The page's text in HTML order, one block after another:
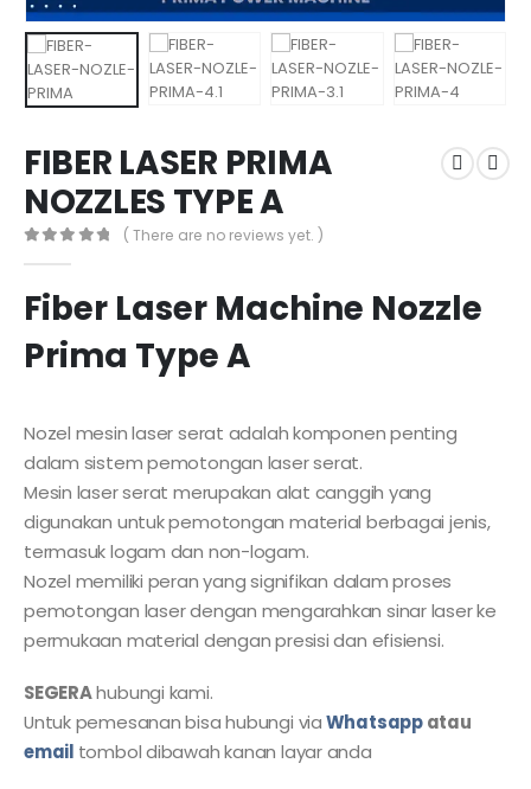
FIBER LASER PRIMA
NOZZLES TYPE A
( There are no reviews yet. )
Fiber Laser Machine Nozzle
Prima Type A
Nozel mesin laser serat adalah komponen penting
dalam sistem pemotongan laser serat.
Mesin laser serat merupakan alat canggih yang
digunakan untuk pemotongan material berbagai jenis,
termasuk logam dan non-logam.
Nozel memiliki peran yang signifikan dalam proses
pemotongan laser dengan mengarahkan sinar laser ke
permukaan material dengan presisi dan efisiensi.
SEGERAhubungi kami.
Untuk pemesanan bisa hubungi viaWhatsappatau
email tombol dibawah kanan layar anda